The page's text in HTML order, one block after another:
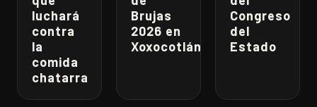
luchará
contra
la
comida
chatarra
Brujas
2026 en
Xoxocotlán
Congreso
del
Estado